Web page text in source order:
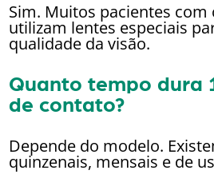
Sim. Muitos pacientes com
utilizam lentes especiais
qualidade da visão.
Quanto tempo dura
de contato?
Depende do modelo.
quinzenais, mensais e de